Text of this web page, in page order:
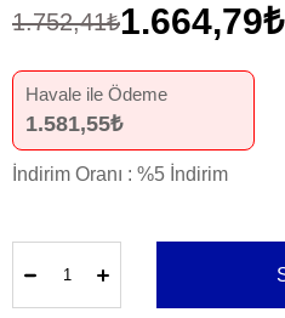
1.752,41₺1.664,79₺
Havale ile Ödeme
1.581,55₺
İndirim Oranı : %5 İndirim